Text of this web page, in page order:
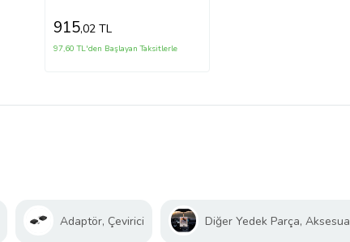
915,02 TL
97,60 TL'den Başlayan Taksitlerle
Adaptör, Çevirici Diğer Yedek Parça,